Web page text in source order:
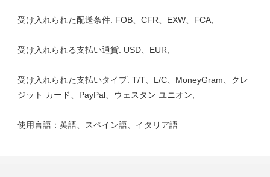
受け入れられた支払いタイプ: T/T、L/C、MoneyGram、クレ